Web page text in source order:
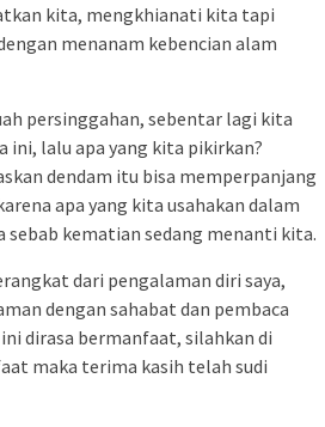
kita, mengkhianati kita tapi
menanam kebencian alam
persinggahan, sebentar lagi kita
ini, lalu apa yang kita pikirkan?
dendam itu bisa memperpanjang
apa yang kita usahakan dalam
sebab kematian sedang menanti kita.
dari pengalaman diri saya,
dengan sahabat dan pembaca
dirasa bermanfaat, silahkan di
maka terima kasih telah sudi